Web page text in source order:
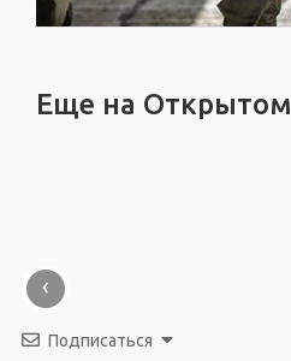
Еще на Открытом
‹
Подписаться